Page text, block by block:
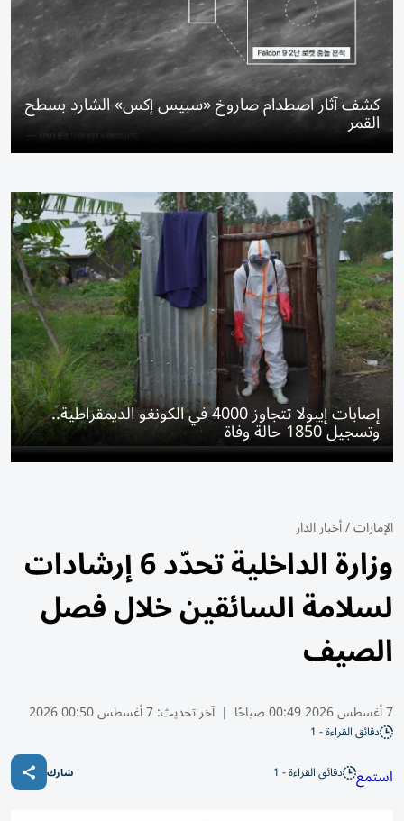
كشف آثار اصطدام صاروخ «سبيس إكس» الشارد بسطح
القمر
إصابات إيبولا تتجاوز 4000 في الكونغو الديمقراطية..
وتسجيل 1850 حالة وفاة
الإمارات/أخبار الدار
وزارة الداخلية تحدّد 6 إرشادات
لسلامة السائقين خلال فصل
الصيف
7 أغسطس 2026 00:49 صباحًا | آخر تحديث:7 أغسطس 00:50 2026
دقائق القراءة - 1
استمع دقائق القراءة - 1 شارك